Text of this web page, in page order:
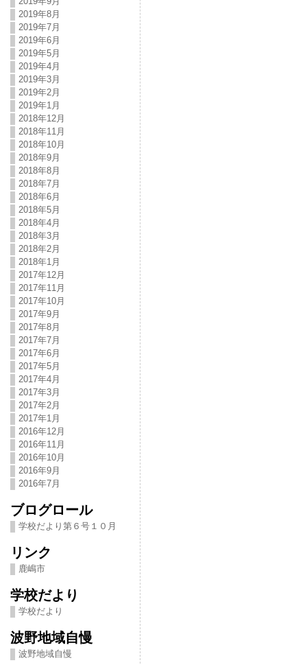
2019年8月
2019年7月
2019年6月
2019年5月
2019年4月
2019年3月
2019年2月
2019年1月
2018年12月
2018年11月
2018年10月
2018年9月
2018年8月
2018年7月
2018年6月
2018年5月
2018年4月
2018年3月
2018年2月
2018年1月
2017年12月
2017年11月
2017年10月
2017年9月
2017年8月
2017年7月
2017年6月
2017年5月
2017年4月
2017年3月
2017年2月
2017年1月
2016年12月
2016年11月
2016年10月
2016年9月
2016年7月
ブログロール
学校だより第６号１０月
リンク
鹿嶋市
学校だより
学校だより
波野地域自慢
波野地域自慢